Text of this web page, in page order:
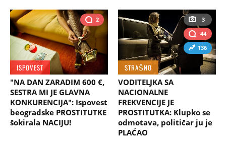
2
ISPOVEST
"NA DAN ZARADIM 600 €,
SESTRA MI JE GLAVNA
KONKURENCIJA": Ispovest
beogradske PROSTITUTKE
šokirala NACIJU!
3
44
136
STRAŠNO
VODITELJKA SA
NACIONALNE
FREKVENCIJE JE
PROSTITUTKA: Klupko se
odmotava, političar ju je
PLAĆAO